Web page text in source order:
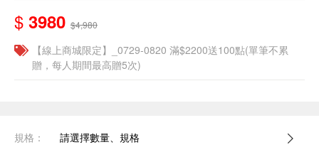
$ 3980 $4,980
【線上商城限定】_0729-0820 滿$2200送100點(單筆不累
贈，每人期間最高贈5次)
規格： 請選擇數量、規格